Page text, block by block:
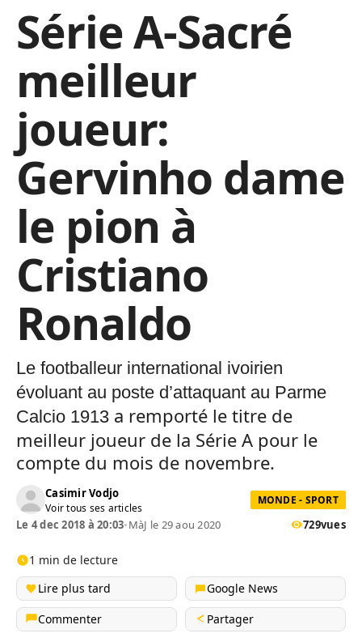
Série A-Sacré
meilleur
joueur:
Gervinho dame
le pion à
Cristiano
Ronaldo
Le footballeur international ivoirien
évoluant au poste d’attaquant au Parme
Calcio 1913 a remporté le titre de
meilleur joueur de la Série A pour le
compte du mois de novembre.
Casimir Vodjo
Voir tous ses articles
MONDE - SPORT
Le 4 dec 2018 à 20:03•MàJ le 29 aou 2020 729vues
1 min de lecture
Lire plus tard
Google News
Commenter
Partager